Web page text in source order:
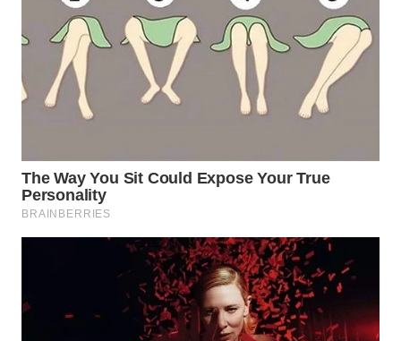
Media
Group
WAHANA
NEWS
TANI
WAHANA
ADVOKAT
INFRASTRUKTUR